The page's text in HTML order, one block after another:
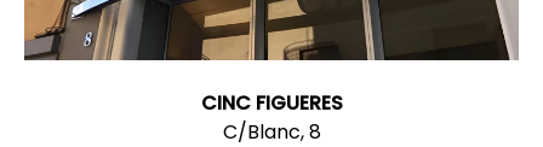
CINC FIGUERES
C/Blanc, 8